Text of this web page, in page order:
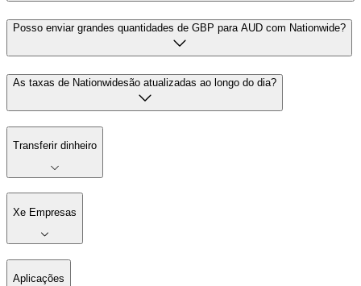
Posso enviar grandes quantidades de GBP para AUD com Nationwide?
As taxas de Nationwidesão atualizadas ao longo do dia?
Transferir dinheiro
Xe Empresas
Aplicações